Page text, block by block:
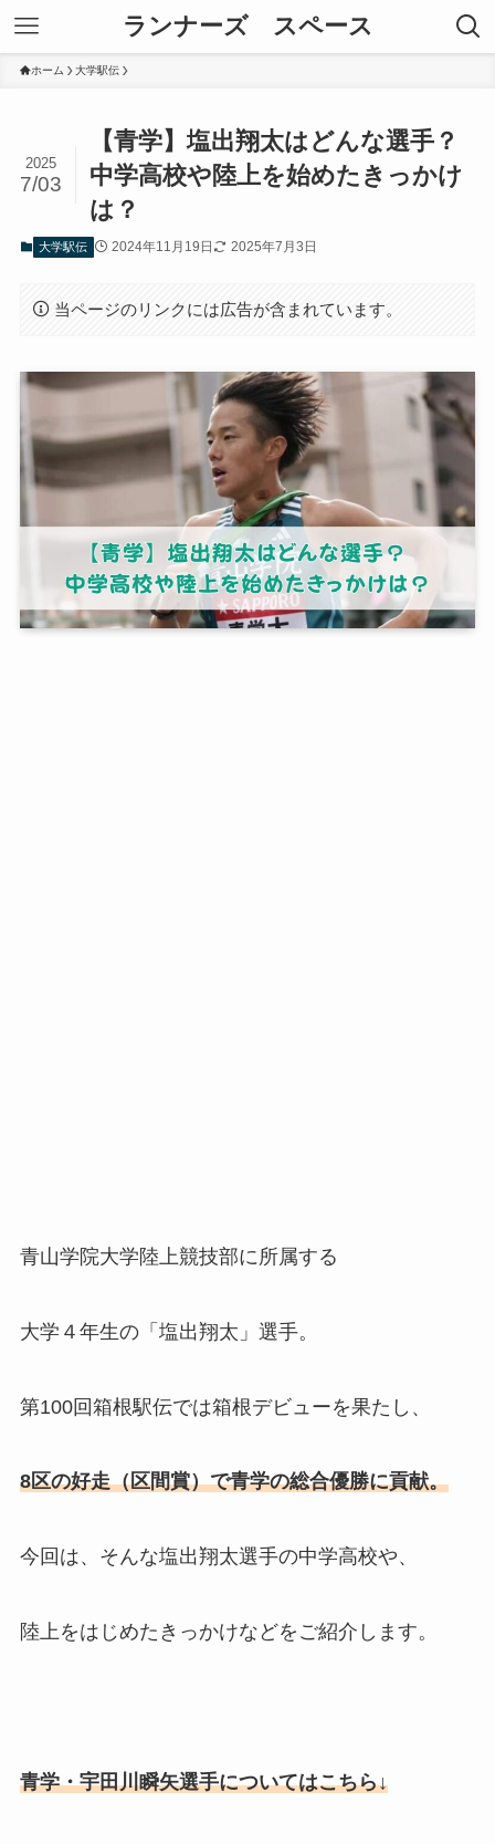
ランナーズ スペース
ホーム 大学駅伝
【青学】塩出翔太はどんな選手？
中学高校や陸上を始めたきっかけ
は？
2025
7/03
大学駅伝 2024年11月19日 2025年7月3日
当ページのリンクには広告が含まれています。
青山学院大学陸上競技部に所属する
大学４年生の「 塩出翔太 」選手。
第100回箱根駅伝では箱根デビューを果たし、
8区の好走（区間賞）で青学の総合優勝に貢献。
今回は、そんな塩出翔太選手の中学高校や、
陸上をはじめたきっかけなどをご紹介します。
青学・宇田川瞬矢選手についてはこちら↓